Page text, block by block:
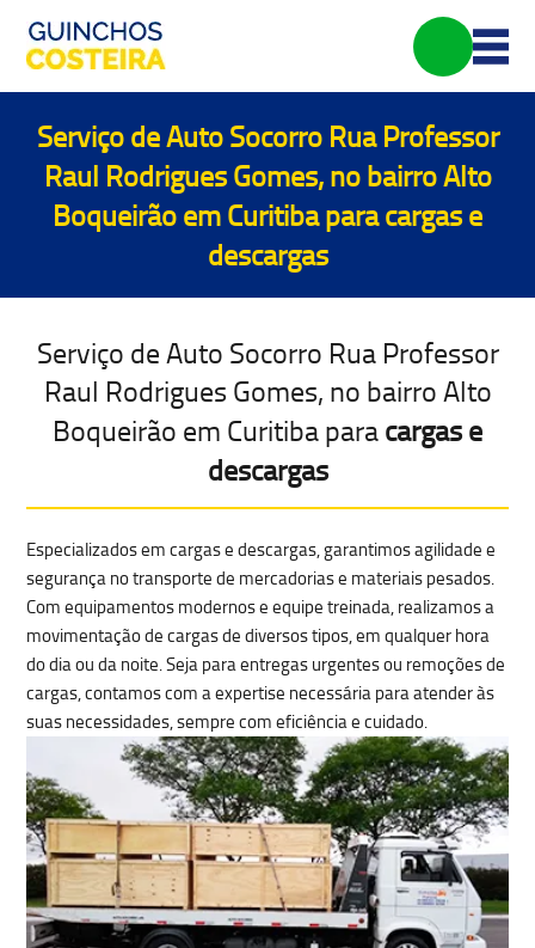
Serviço de Auto Socorro Rua Professor
Raul Rodrigues Gomes, no bairro Alto
Boqueirão em Curitiba paracargas e
descargas
Serviço de Auto Socorro Rua Professor
Raul Rodrigues Gomes, no bairro Alto
Boqueirão em Curitiba paracargas e
descargas
Especializados em cargas e descargas, garantimos agilidade e
segurança notransporte de mercadorias e materiais pesados.
Com equipamentos modernos e equipe treinada, realizamos a
movimentação de cargas de diversos tipos, em qualquer hora
do dia ou da noite. Seja para entregas urgentes ou remoções de
cargas, contamos com a expertise necessária para atender às
suas necessidades, sempre com eficiência e cuidado.